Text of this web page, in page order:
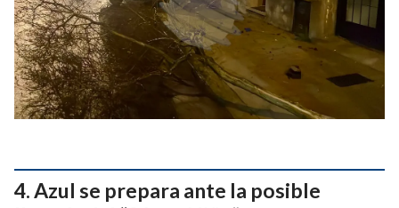
Azul se prepara ante la posible